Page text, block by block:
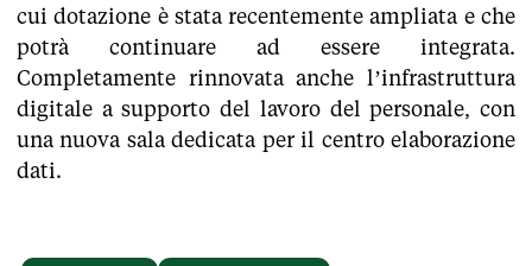
cui dotazione è stata recentemente ampliata e che
potrà continuare ad essere integrata.
Completamente rinnovata anche l’infrastruttura
digitale a supporto del lavoro del personale, con
una nuova sala dedicata per il centro elaborazione
dati.